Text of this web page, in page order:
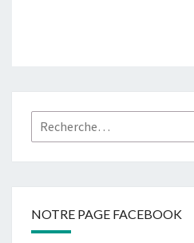
Rechercher :
NOTRE PAGE FACEBOOK